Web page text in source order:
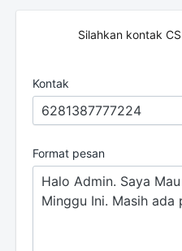
Silahkan kontak
Kontak
Format pesan